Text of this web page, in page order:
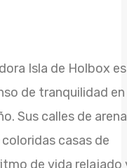
Isla de Holbox es
de tranquilidad en
Sus calles de arena
casas de
de vida relajado